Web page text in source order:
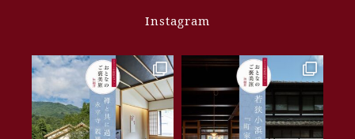
Instagram